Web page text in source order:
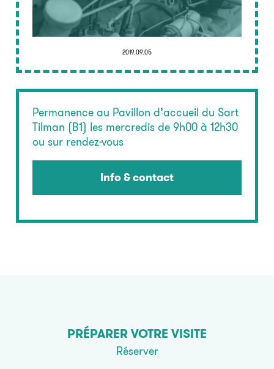
2019.09.05
Permanence au Pavillon d’accueil du Sart
Tilman (B1) les mercredis de 9h00 à 12h30
ou sur rendez-vous
Info & contact
PRÉPARER VOTRE VISITE
Réserver